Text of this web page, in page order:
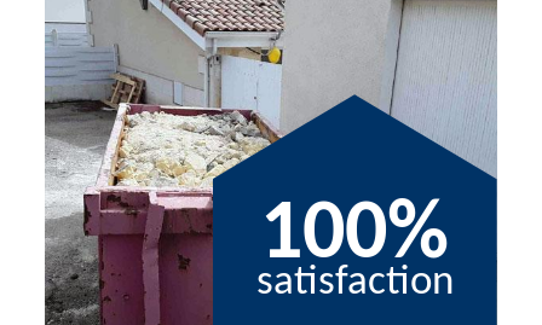
100%
satisfaction